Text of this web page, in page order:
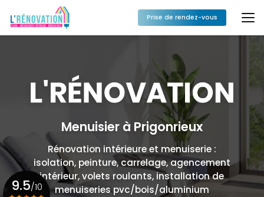
au
contenu
principal
Prise de rendez-vous
Menuisier à Prigonrieux
Rénovation intérieure et menuiserie :
isolation, peinture, carrelage, agencement
intérieur, volets roulants, installation de
menuiseries pvc/bois/aluminium
9.5/10